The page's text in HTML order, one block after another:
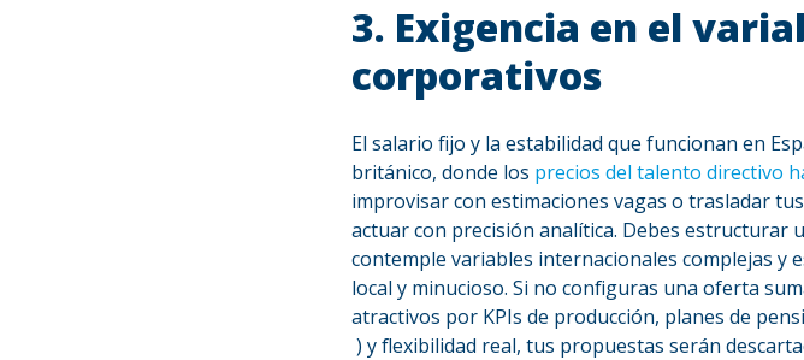
3. Exigencia en el
corporativos
El salario fijo y la estabilidad que funcionan en
británico, donde los precios del talento directivo
improvisar con estimaciones vagas o trasladar
actuar con precisión analítica. Debes estructurar
contemple variables internacionales complejas y
local y minucioso. Si no configuras una oferta
atractivos por KPIs de producción, planes de
) y flexibilidad real, tus propuestas serán